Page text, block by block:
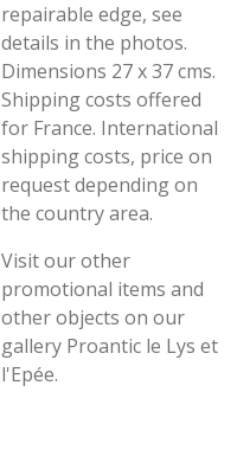
repairable edge, see
details in the photos.
Dimensions 27 x 37 cms.
Shipping costs offered
for France. International
shipping costs, price on
request depending on
the country area.
Visit our other
promotional items and
other objects on our
gallery Proantic le Lys et
l'Epée.